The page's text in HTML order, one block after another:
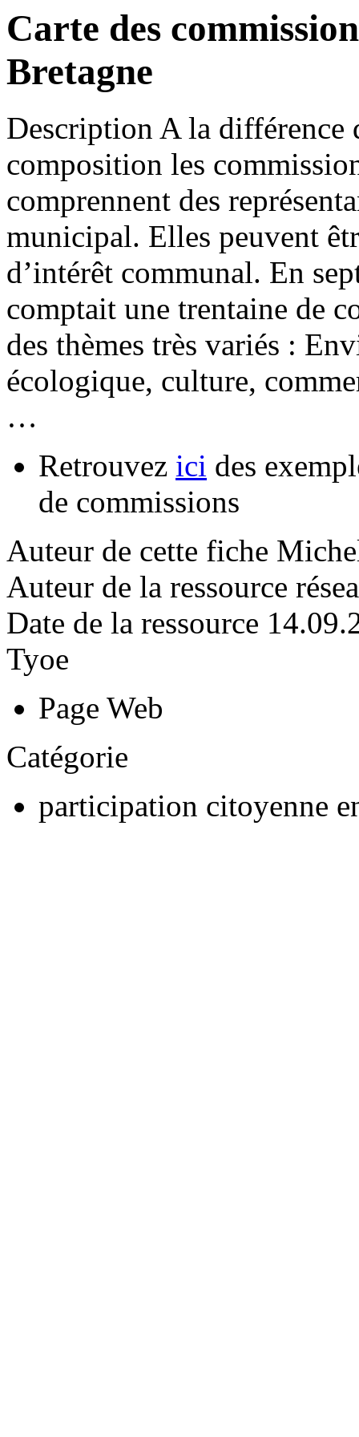
Carte des
Bretagne
Description A la différence
composition les
comprennent des
municipal. Elles peuvent
d’intérêt communal. En
comptait une trentaine de
des thèmes très variés :
écologique, culture,
…
Retrouvez ici des
de commissions
Auteur de cette fiche
Auteur de la ressource
Date de la ressource
Tyoe
Page Web
Catégorie
participation citoyenne